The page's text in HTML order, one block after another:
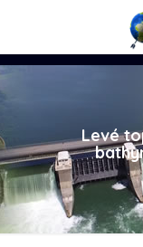
Levé